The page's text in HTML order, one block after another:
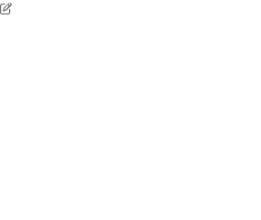
年8月23日 上午11:43